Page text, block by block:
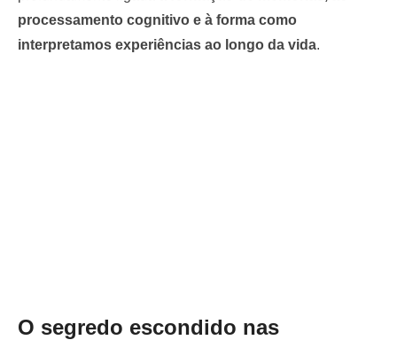
processamento cognitivo e à forma como
interpretamos experiências ao longo da vida.
O segredo escondido nas